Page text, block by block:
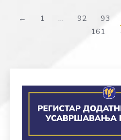
← 1 … 92 93
161